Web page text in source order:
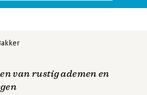
van rustig ademen en